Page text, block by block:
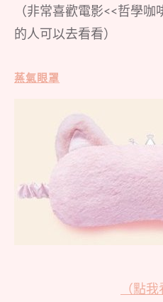
（非常喜歡電影<<哲學
的人可以去看看）
蒸氣眼罩
（點